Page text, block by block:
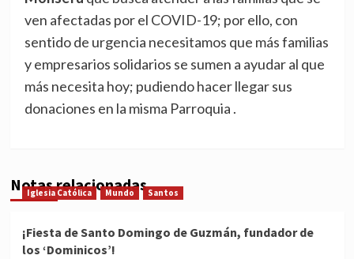
ven afectadas por el COVID-19; por ello, con
sentido de urgencia necesitamos que más familias
y empresarios solidarios se sumen a ayudar al que
más necesita hoy; pudiendo hacer llegar sus
donaciones en la misma Parroquia .
Notas relacionadas
Iglesia Católica Mundo Santos
¡Fiesta de Santo Domingo de Guzmán, fundador de
los ‘Dominicos’!